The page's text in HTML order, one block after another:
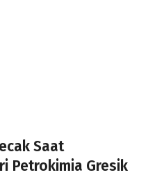
Saat
Petrokimia Gresik